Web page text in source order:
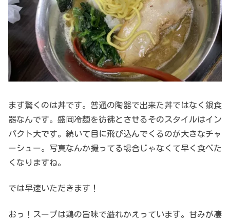
まず驚くのは丼です。普通の陶器で出来た丼ではなく銀食
器なんです。盛岡冷麺を彷彿とさせるそのスタイルはイン
パクト大です。続いて目に飛び込んでくるのが大きなチャ
ーシュー。写真なんか撮ってる場合じゃなくて早く食べた
くなりますね。
では早速いただきます！
おっ！スープは鶏の旨味で溢れかえっています。甘みが凄